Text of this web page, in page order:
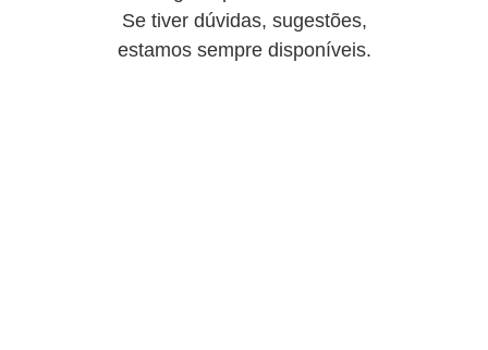
Se tiver dúvidas, sugestões,
estamos sempre disponíveis.